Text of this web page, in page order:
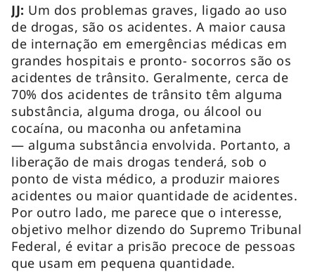
JJ: Um dos problemas graves, ligado ao uso
de drogas, são os acidentes. A maior causa
de internação em emergências médicas em
grandes hospitais e pronto- socorros são os
acidentes de trânsito. Geralmente, cerca de
70% dos acidentes de trânsito têm alguma
substância, alguma droga, ou álcool ou
cocaína, ou maconha ou anfetamina
— alguma substância envolvida. Portanto, a
liberação de mais drogas tenderá, sob o
ponto de vista médico, a produzir maiores
acidentes ou maior quantidade de acidentes.
Por outro lado, me parece que o interesse,
objetivo melhor dizendo do Supremo Tribunal
Federal, é evitar a prisão precoce de pessoas
que usam em pequena quantidade.